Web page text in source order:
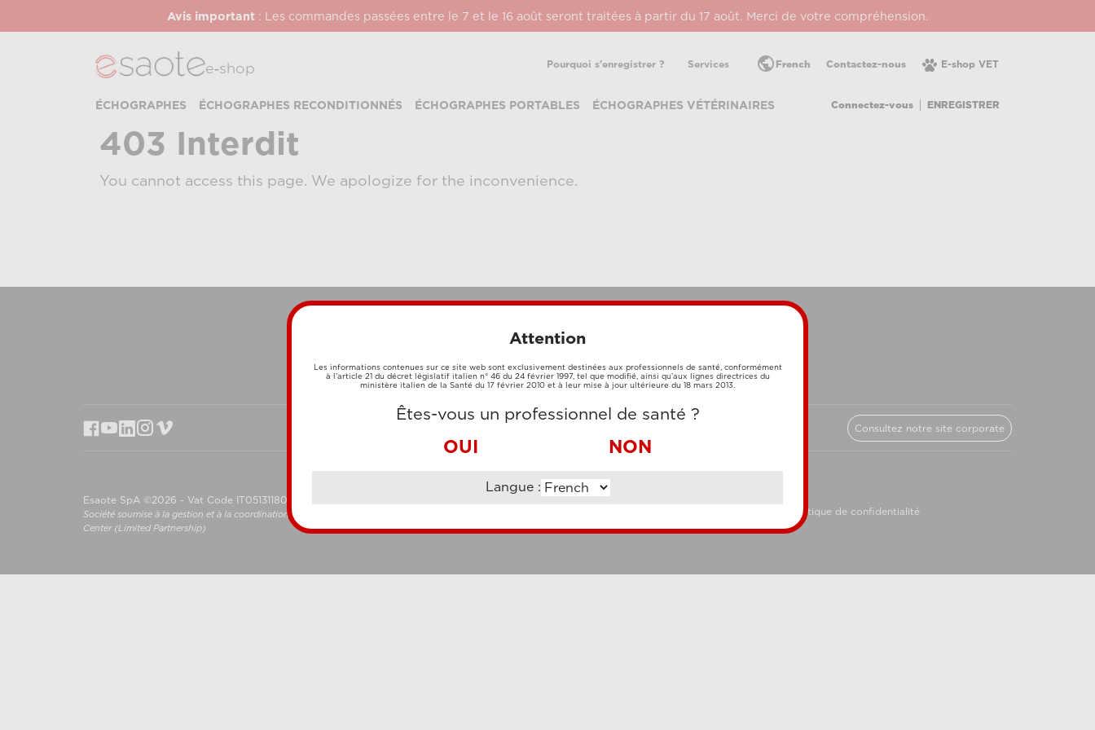
Avis important: Les commandes passées entre le 7 et le 16 août seront traitées à partir du 17 août. Merci de votre compréhension.
e‑shop Pourquoi s'enregistrer ? Services E-shop VET
Contactez-nous
public French
ÉCHOGRAPHES ÉCHOGRAPHES RECONDITIONNÉS ÉCHOGRAPHES PORTABLES ÉCHOGRAPHES VÉTÉRINAIRES Connectez-vous ENREGISTRER
403 Interdit
You cannot access this page. We apologize for the inconvenience.
CARTE DE
CRÉDIT
VIREMENT
BANCAIRE
Consultez notre site corporate
Esaote SpA ©2026 - Vat Code IT05131180969
Société soumise à la gestion et à la coordination de Shanghai Luzi Enterprise Management Consultancy
Center (Limited Partnership)
Politique de confidentialité
Attention
Les informations contenues sur ce site web sont exclusivement destinées aux professionnels de santé, conformément
à l’article 21 du décret législatif italien n° 46 du 24 février 1997, tel que modifié, ainsi qu’aux lignes directrices du
ministère italien de la Santé du 17 février 2010 et à leur mise à jour ultérieure du 18 mars 2013.
Êtes-vous un professionnel de santé ?
OUI NON
Langue :